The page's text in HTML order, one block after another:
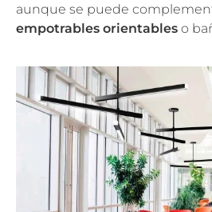
aunque se puede
empotrables orientables o